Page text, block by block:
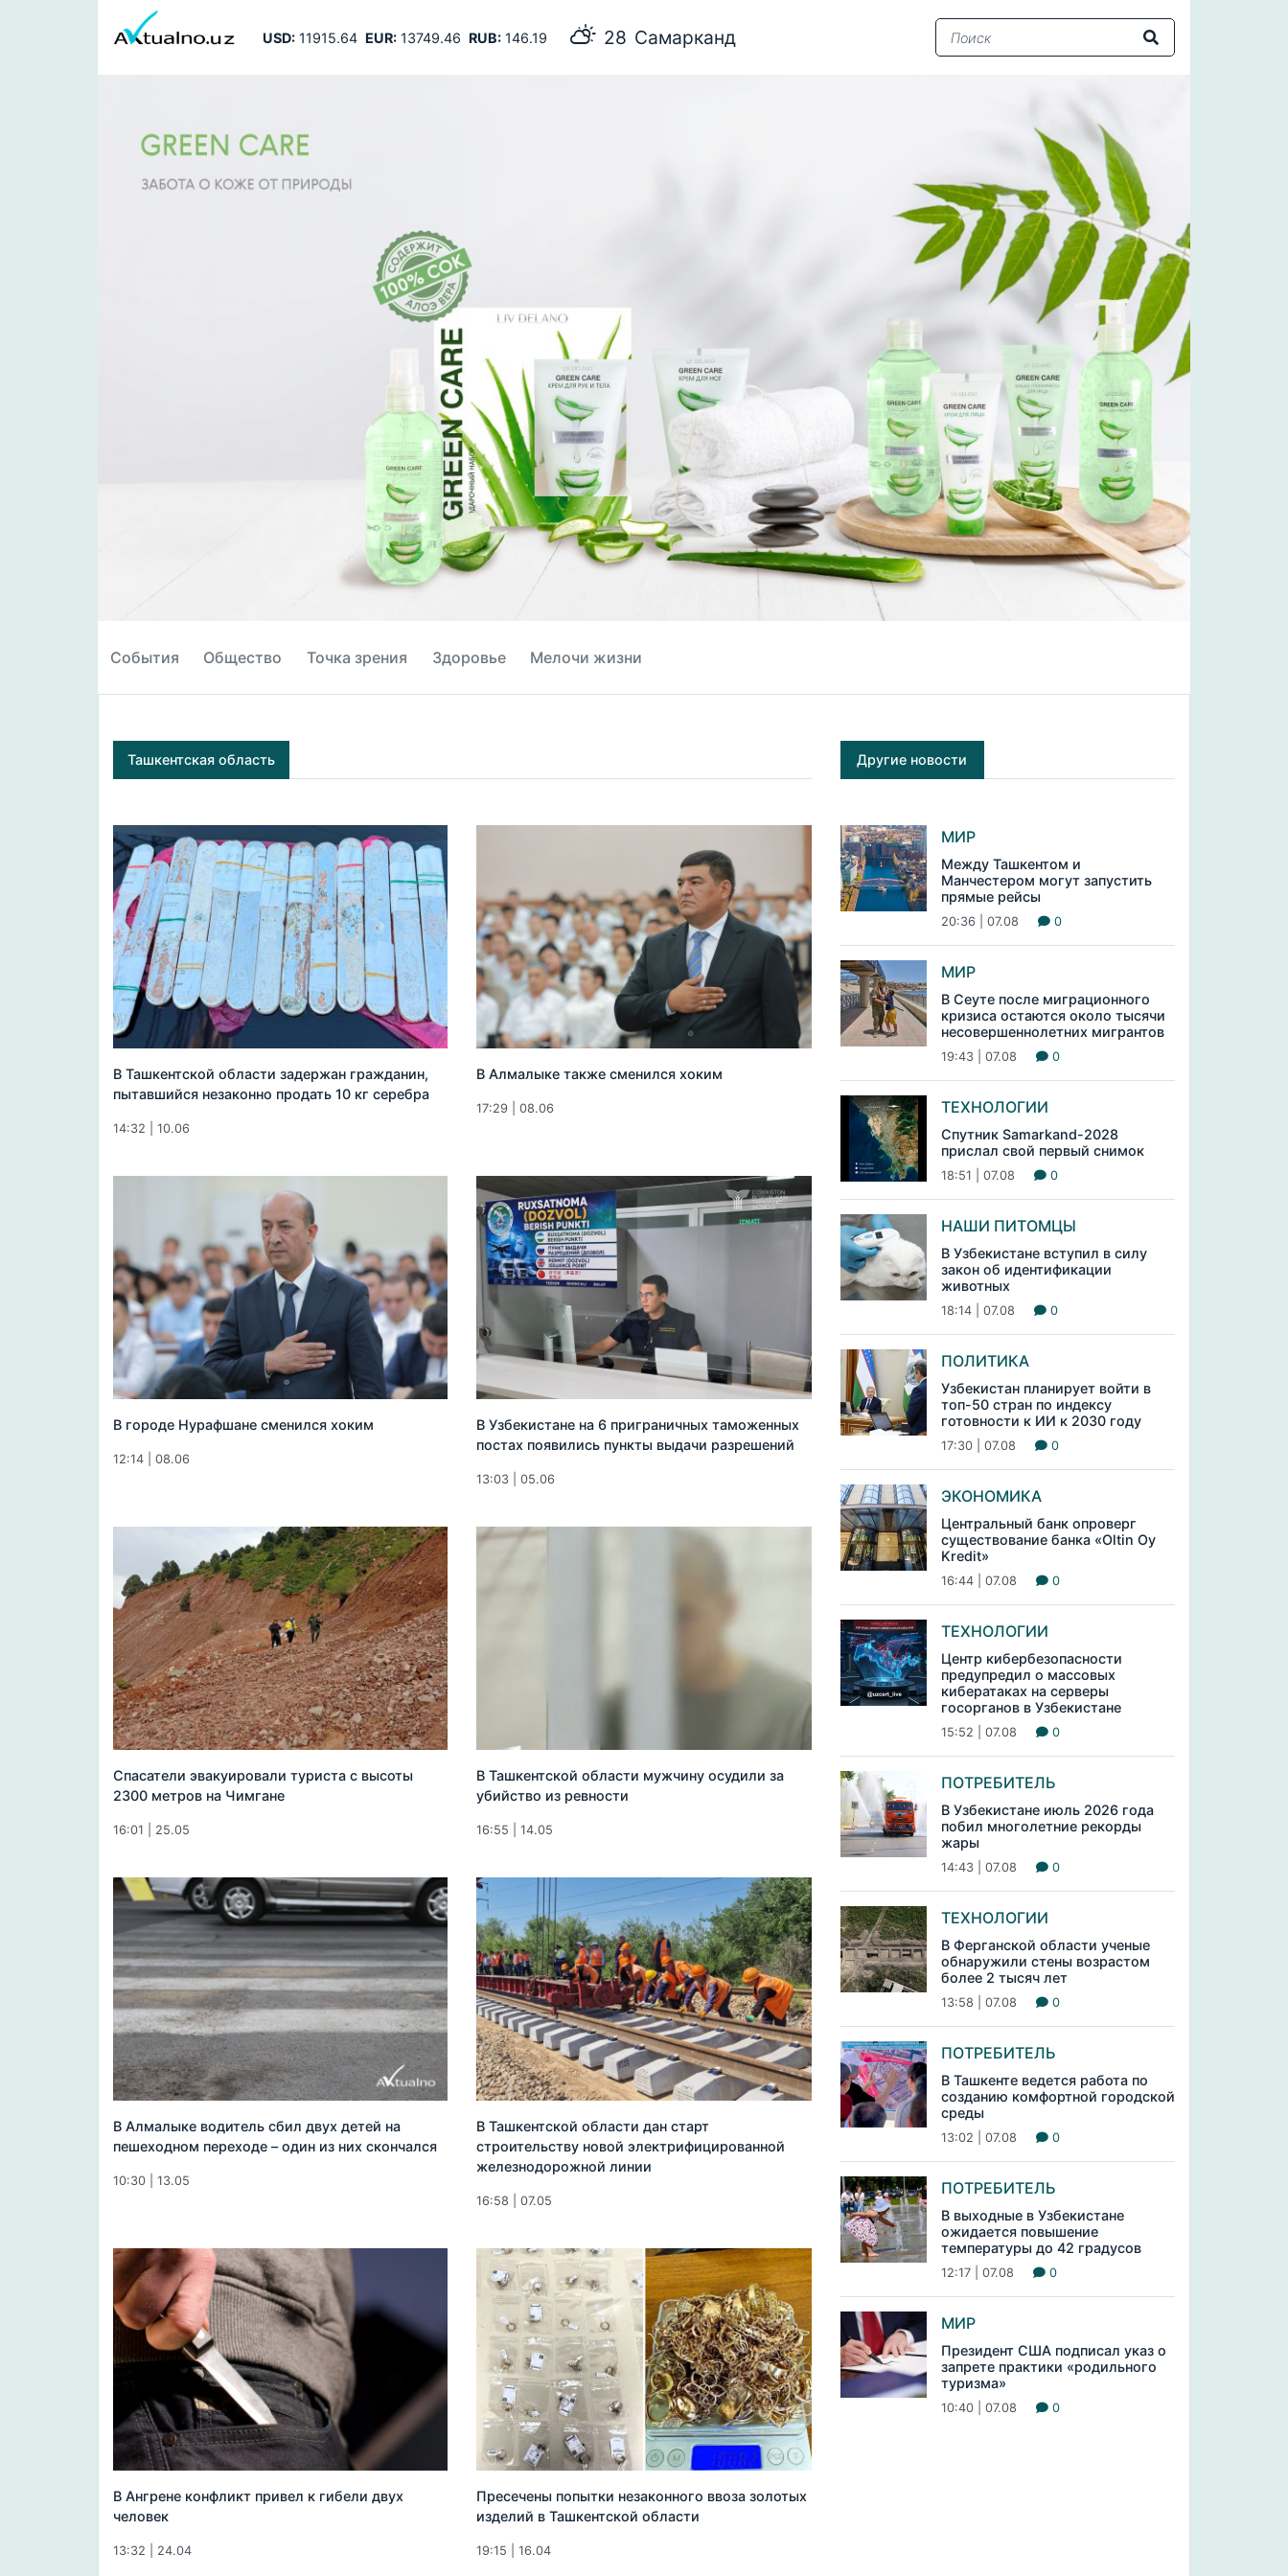
USD:11915.64 EUR:13749.46 RUB:146.19 28 Самарканд
События Общество Точка зрения Здоровье Мелочи жизни
Ташкентская область
В Ташкентской области задержан гражданин,
пытавшийся незаконно продать 10 кг серебра
14:32 | 10.06
В Алмалыке также сменился хоким
17:29 | 08.06
В городе Нурафшане сменился хоким
12:14 | 08.06
В Узбекистане на 6 приграничных таможенных
постах появились пункты выдачи разрешений
13:03 | 05.06
Спасатели эвакуировали туриста с высоты
2300 метров на Чимгане
16:01 | 25.05
В Ташкентской области мужчину осудили за
убийство из ревности
16:55 | 14.05
В Алмалыке водитель сбил двух детей на
пешеходном переходе – один из них скончался
10:30 | 13.05
В Ташкентской области дан старт
строительству новой электрифицированной
железнодорожной линии
16:58 | 07.05
В Ангрене конфликт привел к гибели двух
человек
13:32 | 24.04
Пресечены попытки незаконного ввоза золотых
изделий в Ташкентской области
19:15 | 16.04
Другие новости
МИР
Между Ташкентом и
Манчестером могут запустить
прямые рейсы
20:36 | 07.08 0
МИР
В Сеуте после миграционного
кризиса остаются около тысячи
несовершеннолетних мигрантов
19:43 | 07.08 0
ТЕХНОЛОГИИ
Спутник Samarkand-2028
прислал свой первый снимок
18:51 | 07.08 0
НАШИ ПИТОМЦЫ
В Узбекистане вступил в силу
закон об идентификации
животных
18:14 | 07.08 0
ПОЛИТИКА
Узбекистан планирует войти в
топ-50 стран по индексу
готовности к ИИ к 2030 году
17:30 | 07.08 0
ЭКОНОМИКА
Центральный банк опроверг
существование банка «Oltin Oy
Kredit»
16:44 | 07.08 0
ТЕХНОЛОГИИ
Центр кибербезопасности
предупредил о массовых
кибератаках на серверы
госорганов в Узбекистане
15:52 | 07.08 0
ПОТРЕБИТЕЛЬ
В Узбекистане июль 2026 года
побил многолетние рекорды
жары
14:43 | 07.08 0
ТЕХНОЛОГИИ
В Ферганской области ученые
обнаружили стены возрастом
более 2 тысяч лет
13:58 | 07.08 0
ПОТРЕБИТЕЛЬ
В Ташкенте ведется работа по
созданию комфортной городской
среды
13:02 | 07.08 0
ПОТРЕБИТЕЛЬ
В выходные в Узбекистане
ожидается повышение
температуры до 42 градусов
12:17 | 07.08 0
МИР
Президент США подписал указ о
запрете практики «родильного
туризма»
10:40 | 07.08 0